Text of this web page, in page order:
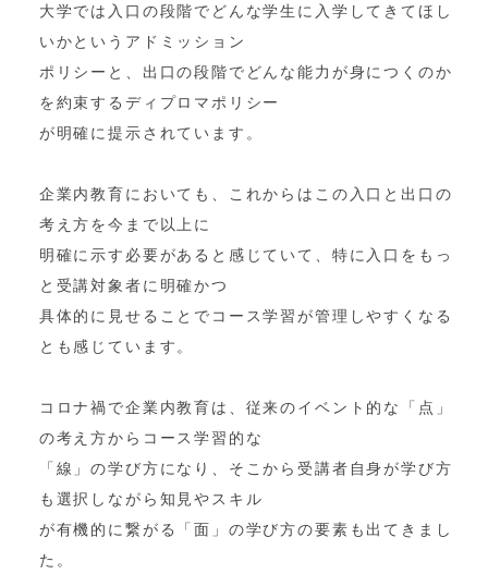
大学では入口の段階でどんな学生に入学してきてほし
いかというアドミッション
ポリシーと、出口の段階でどんな能力が身につくのか
を約束するディプロマポリシー
が明確に提示されています。
企業内教育においても、これからはこの入口と出口の
考え方を今まで以上に
明確に示す必要があると感じていて、特に入口をもっ
と受講対象者に明確かつ
具体的に見せることでコース学習が管理しやすくなる
とも感じています。
コロナ禍で企業内教育は、従来のイベント的な「点」
の考え方からコース学習的な
「線」の学び方になり、そこから受講者自身が学び方
も選択しながら知見やスキル
が有機的に繋がる「面」の学び方の要素も出てきまし
た。